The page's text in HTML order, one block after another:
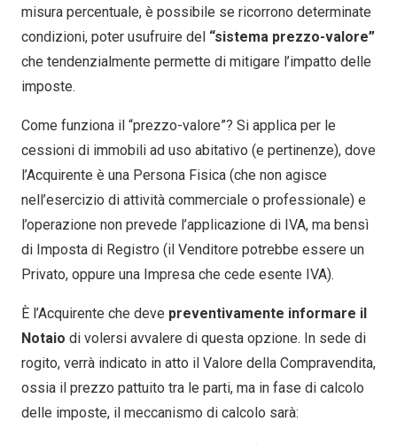
misura percentuale, è possibile se ricorrono determinate
condizioni, poter usufruire del “sistema prezzo-valore”
che tendenzialmente permette di mitigare l’impatto delle
imposte.
Come funziona il “prezzo-valore”? Si applica per le
cessioni di immobili ad uso abitativo (e pertinenze), dove
l’Acquirente è una Persona Fisica (che non agisce
nell’esercizio di attività commerciale o professionale) e
l’operazione non prevede l’applicazione di IVA, ma bensì
di Imposta di Registro (il Venditore potrebbe essere un
Privato, oppure una Impresa che cede esente IVA).
È l’Acquirente che deve preventivamente informare il
Notaio di volersi avvalere di questa opzione. In sede di
rogito, verrà indicato in atto il Valore della Compravendita,
ossia il prezzo pattuito tra le parti, ma in fase di calcolo
delle imposte, il meccanismo di calcolo sarà: